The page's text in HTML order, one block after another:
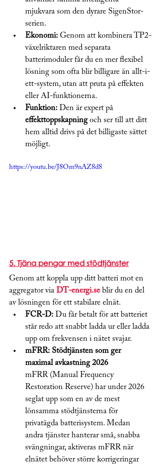
mjukvara som den dyrare SigenStor-
serien.
Ekonomi: Genom att kombinera TP2-
växelriktaren med separata
batterimoduler får du en mer flexibel
lösning som ofta blir billigare än allt-i-
ett-system, utan att pruta på effekten
eller AI-funktionerna.
Funktion: Den är expert på
effekttoppskapning och ser till att ditt
hem alltid drivs på det billigaste sättet
möjligt.
https://youtu.be/J8Om9nAZ8d8
5. Tjäna pengar med stödtjänster
Genom att koppla upp ditt batteri mot en
aggregator via DT-energi.se blir du en del
av lösningen för ett stabilare elnät.
FCR-D: Du får betalt för att batteriet
står redo att snabbt ladda ur eller ladda
upp om frekvensen i nätet svajar.
mFRR: Stödtjänsten som ger
maximal avkastning 2026
mFRR (Manual Frequency
Restoration Reserve) har under 2026
seglat upp som en av de mest
lönsamma stödtjänsterna för
privatägda batterisystem. Medan
andra tjänster hanterar små, snabba
svängningar, aktiveras mFRR när
elnätet behöver större korrigeringar